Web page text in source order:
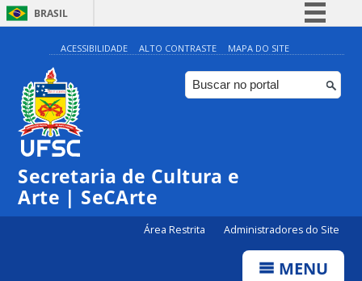
BRASIL
Simplifique!
Comunica BR
Participe
ACESSIBILIDADE ALTO CONTRASTE MAPA DO SITE
Secretaria de Cultura e
Arte | SeCArte
Área Restrita Administradores do Site
MENU